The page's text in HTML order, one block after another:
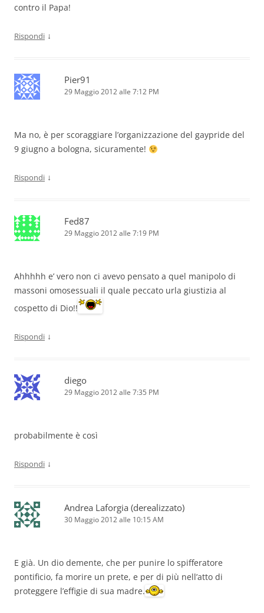
contro il Papa!
Rispondi ↓
Pier91
29 Maggio 2012 alle 7:12 PM
Ma no, è per scoraggiare l’organizzazione del gaypride del
9 giugno a bologna, sicuramente!
Rispondi ↓
Fed87
29 Maggio 2012 alle 7:19 PM
Ahhhhh e’ vero non ci avevo pensato a quel manipolo di
massoni omosessuali il quale peccato urla giustizia al
cospetto di Dio!!
Rispondi ↓
diego
29 Maggio 2012 alle 7:35 PM
probabilmente è così
Rispondi ↓
Andrea Laforgia (derealizzato)
30 Maggio 2012 alle 10:15 AM
E già. Un dio demente, che per punire lo spifferatore
pontificio, fa morire un prete, e per di più nell’atto di
proteggere l’effigie di sua madre.